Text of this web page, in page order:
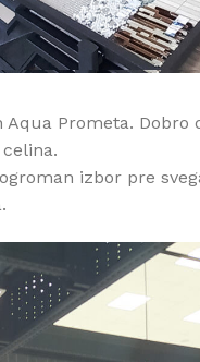
Prometa.
izbor pre